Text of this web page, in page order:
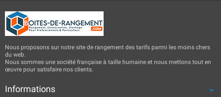
Nous proposons sur notre site de rangement des tarifs parmi les moins chers
du web.
Nous sommes une société française à taille humaine et nous mettons tout en
œuvre pour satisfaire nos clients.
Informations